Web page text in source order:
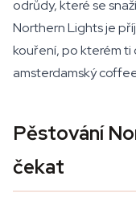
odrůdy, které se
Northern Lights je
kouření, po kterém ti
amsterdamský
Pěstování
čekat